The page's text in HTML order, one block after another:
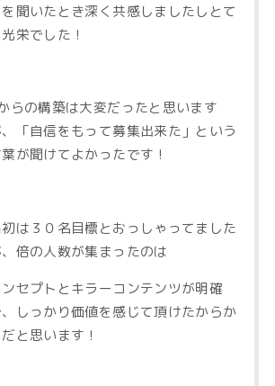
を聞いたとき深く共感しましたしとて
栄でした！
らの構築は大変だったと思います
「自信をもって募集出来た」という
が聞けてよかったです！
は３０名目標とおっしゃってました
倍の人数が集まったのは
ンセプトとキラーコンテンツが明確
しっかり価値を感じて頂けたからか
と思います！